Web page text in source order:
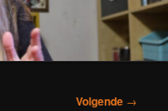
Volgende →